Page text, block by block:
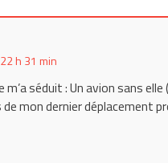
h 31 min
m’a séduit : Un avion sans
de mon dernier déplacement